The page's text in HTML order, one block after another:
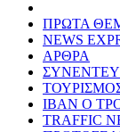
ΠΡΩΤΑ
NEWS
ΑΡΘΡΑ
ΙΒΑΝ Ο
TRAFFIC